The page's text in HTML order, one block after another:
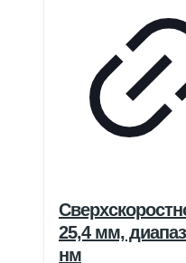
25,4 мм,
нм